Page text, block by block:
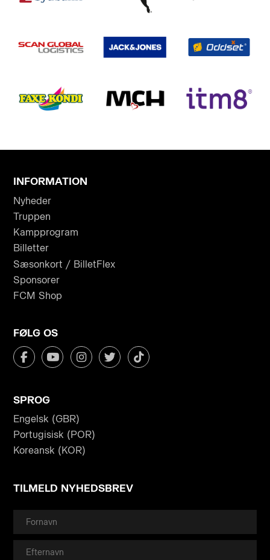
INFORMATION
Nyheder
Truppen
Kampprogram
Billetter
Sæsonkort / BilletFlex
Sponsorer
FCM Shop
FØLG OS
SPROG
Engelsk (GBR)
Portugisisk (POR)
Koreansk (KOR)
TILMELD NYHEDSBREV